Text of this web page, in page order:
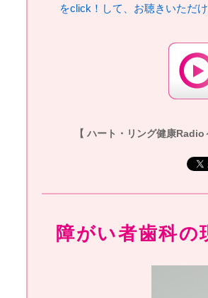
をclick！して、お聴きいただけ
【 ハート・リング健康
障がい者歯科の